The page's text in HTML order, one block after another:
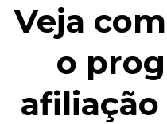
Veja
o
afiliação